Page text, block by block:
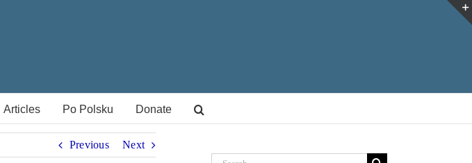
Articles Po Polsku Donate
Previous Next
Search